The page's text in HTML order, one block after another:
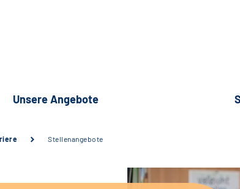
Unsere Angebote
Stellenangebote